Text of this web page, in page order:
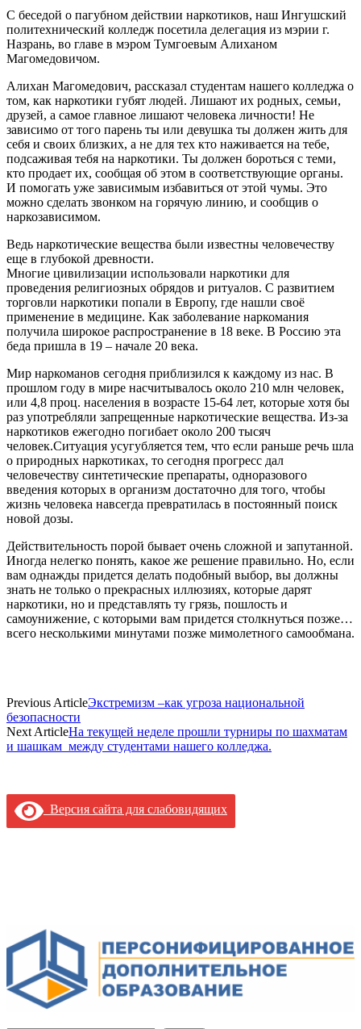
С беседой о пагубном действии наркотиков, наш Ингушский
политехнический колледж посетила делегация из мэрии г.
Назрань, во главе в мэром Тумгоевым Алиханом
Магомедовичом.
Алихан Магомедович, рассказал студентам нашего колледжа о
том, как наркотики губят людей. Лишают их родных, семьи,
друзей, а самое главное лишают человека личности! Не
зависимо от того парень ты или девушка ты должен жить для
себя и своих близких, а не для тех кто наживается на тебе,
подсаживая тебя на наркотики. Ты должен бороться с теми,
кто продает их, сообщая об этом в соответствующие органы.
И помогать уже зависимым избавиться от этой чумы. Это
можно сделать звонком на горячую линию, и сообщив о
наркозависимом.
Ведь наркотические вещества были известны человечеству
еще в глубокой древности.
Многие цивилизации использовали наркотики для
проведения религиозных обрядов и ритуалов. С развитием
торговли наркотики попали в Европу, где нашли своё
применение в медицине. Как заболевание наркомания
получила широкое распространение в 18 веке. В Россию эта
беда пришла в 19 – начале 20 века.
Мир наркоманов сегодня приблизился к каждому из нас. В
прошлом году в мире насчитывалось около 210 млн человек,
или 4,8 проц. населения в возрасте 15-64 лет, которые хотя бы
раз употребляли запрещенные наркотические вещества. Из-за
наркотиков ежегодно погибает около 200 тысяч
человек.Ситуация усугубляется тем, что если раньше речь шла
о природных наркотиках, то сегодня прогресс дал
человечеству синтетические препараты, одноразового
введения которых в организм достаточно для того, чтобы
жизнь человека навсегда превратилась в постоянный поиск
новой дозы.
Действительность порой бывает очень сложной и запутанной.
Иногда нелегко понять, какое же решение правильно. Но, если
вам однажды придется делать подобный выбор, вы должны
знать не только о прекрасных иллюзиях, которые дарят
наркотики, но и представлять ту грязь, пошлость и
самоунижение, с которыми вам придется столкнуться позже…
всего несколькими минутами позже мимолетного самообмана.
Previous ArticleЭкстремизм –как угроза национальной
безопасности
Next ArticleНа текущей неделе прошли турниры по шахматам
и шашкам между студентами нашего колледжа.
Версия сайта для слабовидящих